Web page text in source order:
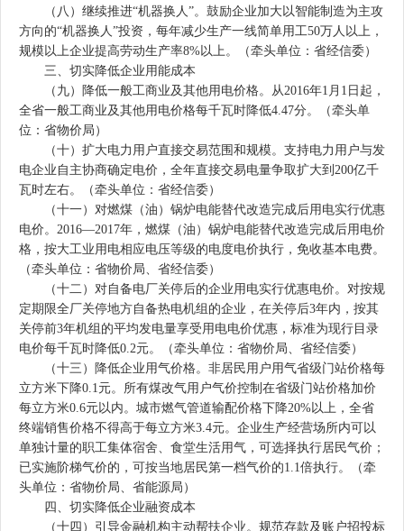
（八）继续推进“机器换人”。鼓励企业加大以智能制造为主攻
方向的“机器换人”投资，每年减少生产一线简单用工50万人以上，
规模以上企业提高劳动生产率8%以上。（牵头单位：省经信委）
三、切实降低企业用能成本
（九）降低一般工商业及其他用电价格。从2016年1月1日起，
全省一般工商业及其他用电价格每千瓦时降低4.47分。（牵头单
位：省物价局）
（十）扩大电力用户直接交易范围和规模。支持电力用户与发
电企业自主协商确定电价，全年直接交易电量争取扩大到200亿千
瓦时左右。（牵头单位：省经信委）
（十一）对燃煤（油）锅炉电能替代改造完成后用电实行优惠
电价。2016—2017年，燃煤（油）锅炉电能替代改造完成后用电价
格，按大工业用电相应电压等级的电度电价执行，免收基本电费。
（牵头单位：省物价局、省经信委）
（十二）对自备电厂关停后的企业用电实行优惠电价。对按规
定期限全厂关停地方自备热电机组的企业，在关停后3年内，按其
关停前3年机组的平均发电量享受用电电价优惠，标准为现行目录
电价每千瓦时降低0.2元。（牵头单位：省物价局、省经信委）
（十三）降低企业用气价格。非居民用户用气省级门站价格每
立方米下降0.1元。所有煤改气用户气价控制在省级门站价格加价
每立方米0.6元以内。城市燃气管道输配价格下降20%以上，全省
终端销售价格不得高于每立方米3.4元。企业生产经营场所内可以
单独计量的职工集体宿舍、食堂生活用气，可选择执行居民气价；
已实施阶梯气价的，可按当地居民第一档气价的1.1倍执行。（牵
头单位：省物价局、省能源局）
四、切实降低企业融资成本
（十四）引导金融机构主动帮扶企业。规范存款及账户招投标